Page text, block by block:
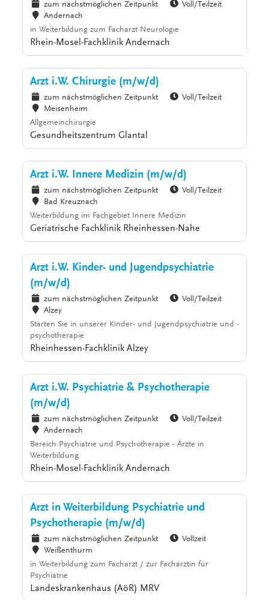
zum nächstmöglichen Zeitpunkt
Voll/Teilzeit
Andernach
in Weiterbildung zum Facharzt Neurologie
Rhein-Mosel-Fachklinik Andernach
Arzt i.W. Chirurgie (m/w/d)
zum nächstmöglichen Zeitpunkt
Voll/Teilzeit
Meisenheim
Allgemeinchirurgie
Gesundheitszentrum Glantal
Arzt i.W. Innere Medizin (m/w/d)
zum nächstmöglichen Zeitpunkt
Voll/Teilzeit
Bad Kreuznach
Weiterbildung im Fachgebiet Innere Medizin
Geriatrische Fachklinik Rheinhessen-Nahe
Arzt i.W. Kinder- und Jugendpsychiatrie
(m/w/d)
zum nächstmöglichen Zeitpunkt
Voll/Teilzeit
Alzey
Starten Sie in unserer Kinder- und Jugendpsychiatrie und -
psychotherapie
Rheinhessen-Fachklinik Alzey
Arzt i.W. Psychiatrie & Psychotherapie
(m/w/d)
zum nächstmöglichen Zeitpunkt
Voll/Teilzeit
Andernach
Bereich Psychiatrie und Psychotherapie - Ärzte in
Weiterbildung
Rhein-Mosel-Fachklinik Andernach
Arzt in Weiterbildung Psychiatrie und
Psychotherapie (m/w/d)
zum nächstmöglichen Zeitpunkt
Vollzeit
Weißenthurm
in Weiterbildung zum Facharzt / zur Fachärztin für
Psychiatrie
Landeskrankenhaus (AöR) MRV